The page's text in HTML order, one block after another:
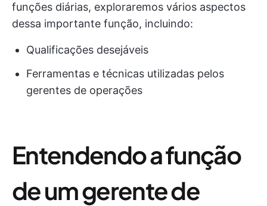
funções diárias, exploraremos vários aspectos
dessa importante função, incluindo:
Qualificações desejáveis
Ferramentas e técnicas utilizadas pelos
gerentes de operações
Entendendo a função
de um gerente de